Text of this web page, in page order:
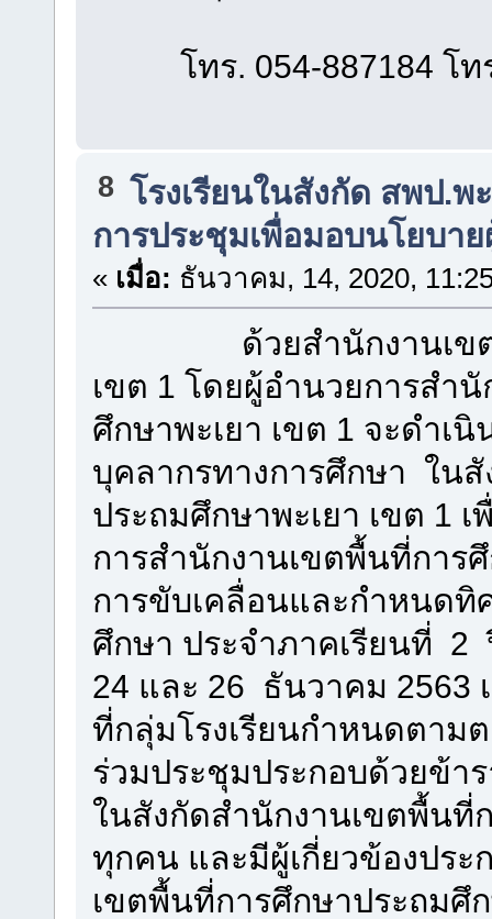
โทร. 054-887184 โทร
8 โรงเรียนในสังกัด สพป.
การประชุมเพื่อมอบนโยบา
« เมื่อ: ธันวาคม, 14, 2020,
ด้วยสำนักงานเขตพื้น
เขต 1 โดยผู้อำนวยการสำ
ศึกษาพะเยา เขต 1 จะดำเ
บุคลากรทางการศึกษา ใน
ประถมศึกษาพะเยา เขต 1
การสำนักงานเขตพื้นที่การ
การขับเคลื่อนและกำหนด
ศึกษา ประจำภาคเรียนที่ 2
24 และ 26 ธันวาคม 2563
ที่กลุ่มโรงเรียนกำหนด
ร่วมประชุมประกอบด้วยข้า
ในสังกัดสำนักงานเขตพื้นที่
ทุกคน และมีผู้เกี่ยวข้องประ
เขตพื้นที่การศึกษาประถมศึ